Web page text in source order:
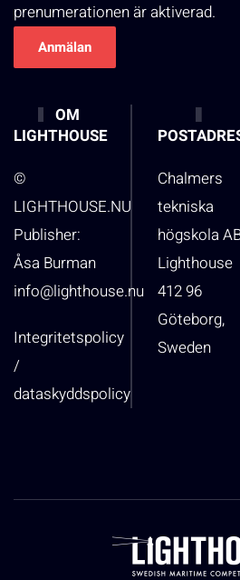
prenumerationen är aktiverad.
OM
LIGHTHOUSE
©
LIGHTHOUSE.NU
Publisher:
Åsa Burman
info@lighthouse.nu
Integritetspolicy
/
dataskyddspolicy
Chalmers
tekniska
högskola
Lighthouse
412 96
Göteborg,
Sweden